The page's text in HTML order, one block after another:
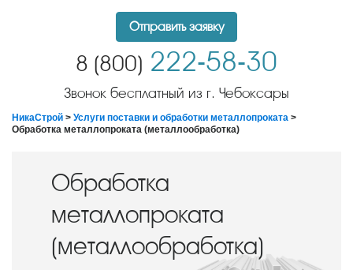
Отправить заявку
8 (800) 222-58-30
Звонок бесплатный из г. Чебоксары
НикаСтрой > Услуги поставки и обработки металлопроката >
Обработка металлопроката (металлообработка)
Обработка
металлопроката
(металлообработка)